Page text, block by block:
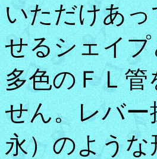
いただけあ
せるシェイ
多色のＦＬ
せん。レバ
永）のよう